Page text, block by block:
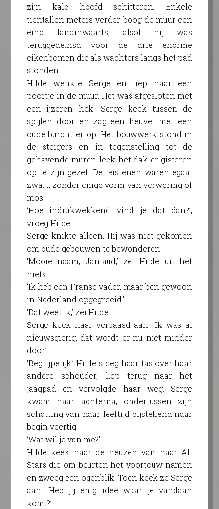
zijn kale hoofd schitteren. Enkele
tientallen meters verder boog de muur een
eind landinwaarts, alsof hij was
teruggedeinsd voor de drie enorme
eikenbomen die als wachters langs het pad
stonden.
Hilde wenkte Serge en liep naar een
poortje in de muur. Het was afgesloten met
een ijzeren hek. Serge keek tussen de
spijlen door en zag een heuvel met een
oude burcht er op. Het bouwwerk stond in
de steigers en in tegenstelling tot de
gehavende muren leek het dak er gisteren
op te zijn gezet. De leistenen waren egaal
zwart, zonder enige vorm van verwering of
mos.
‘Hoe indrukwekkend vind je dat dan?’,
vroeg Hilde.
Serge knikte alleen. Hij was niet gekomen
om oude gebouwen te bewonderen.
‘Mooie naam, Janiaud,’ zei Hilde uit het
niets.
‘Ik heb een Franse vader, maar ben gewoon
in Nederland opgegroeid.’
‘Dat weet ik,’ zei Hilde.
Serge keek haar verbaasd aan. ‘Ik was al
nieuwsgierig, dat wordt er nu niet minder
door.’
‘Begrijpelijk.’ Hilde sloeg haar tas over haar
andere schouder, liep terug naar het
jaagpad en vervolgde haar weg. Serge
kwam haar achterna, ondertussen zijn
schatting van haar leeftijd bijstellend naar
begin veertig.
‘Wat wil je van me?’
Hilde keek naar de neuzen van haar All
Stars die om beurten het voortouw namen
en zweeg een ogenblik. Toen keek ze Serge
aan. ‘Heb jij enig idee waar je vandaan
komt?’